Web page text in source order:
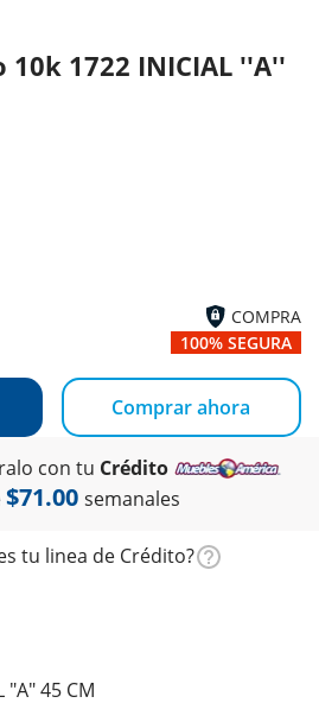
1722 INICIAL ''A''
COMPRA
100% SEGURA
Comprar ahora
con tu Crédito
$71.00 semanales
tu linea de Crédito?
"A" 45 CM